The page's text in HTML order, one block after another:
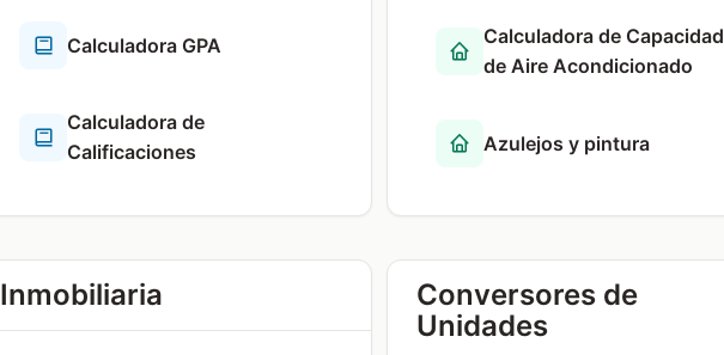
Calculadora GPA
Calculadora de
Calificaciones
Calculadora de Capacidad
de Aire Acondicionado
Azulejos y pintura
Inmobiliaria
Conversores de
Unidades